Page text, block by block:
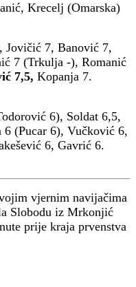
Krecelj (Omarska)
Jovičić 7, Banović 7,
7 (Trkulja -), Romanić
7,5, Kopanja 7.
6), Soldat 6,5,
(Pucar 6), Vučković 6,
6, Gavrić 6.
vjernim navijačima
Slobodu iz Mrkonjić
prije kraja prvenstva